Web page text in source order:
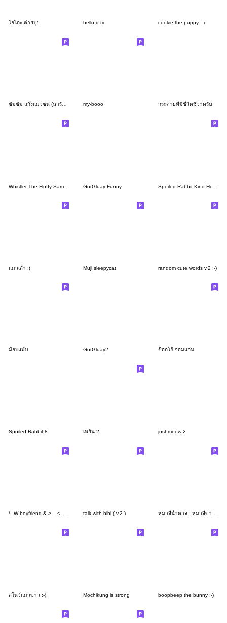
ไอโกะ ต่ายปุย hello q tie cookie the puppy :-)
ซัมซัม แก๊งแมวซน (น่ารักมาก) 5 my-booo กระต่ายที่มีชีวิตชีวาครับ
GorGluay Funny
แมวเส้า :( Muji.sleepycat random cute words v.2 :-)
ม้อบแม้บ GorGluay2 ช็อกโก้ จอมแก่น
Spoiled Rabbit 8 เหยิน 2 just meow 2
talk with bibi ( v.2 )
สโนว์แมวขาว :-) Mochikung is strong boopbeep the bunny :-)